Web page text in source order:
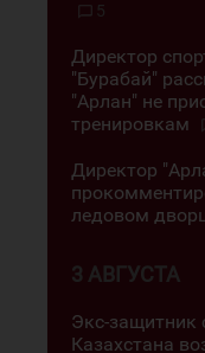
5
Директор
"Бурабай"
"Арлан" не
тренировкам
Директор
ледовом
3 АВГУСТА
Экс-защитник
Казахстана